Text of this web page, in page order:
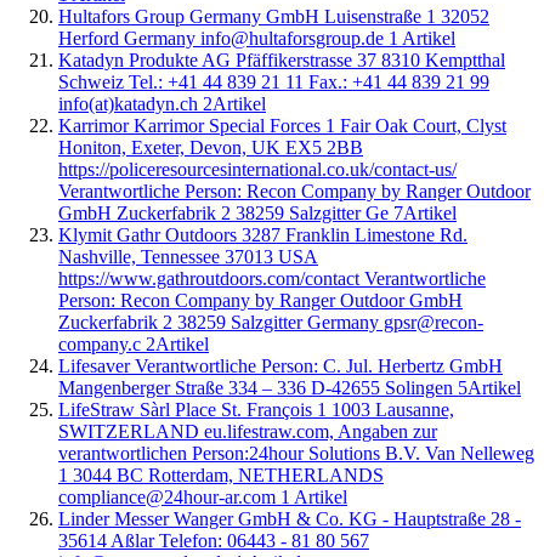
Hultafors Group Germany GmbH Luisenstraße 1 32052
Herford Germany info@hultaforsgroup.de 1 Artikel
Katadyn Produkte AG Pfäffikerstrasse 37 8310 Kemptthal
Schweiz Tel.: +41 44 839 21 11 Fax.: +41 44 839 21 99
info(at)katadyn.ch 2Artikel
Karrimor Karrimor Special Forces 1 Fair Oak Court, Clyst
Honiton, Exeter, Devon, UK EX5 2BB
https://policeresourcesinternational.co.uk/contact-us/
Verantwortliche Person: Recon Company by Ranger Outdoor
GmbH Zuckerfabrik 2 38259 Salzgitter Ge 7Artikel
Klymit Gathr Outdoors 3287 Franklin Limestone Rd.
Nashville, Tennessee 37013 USA
https://www.gathroutdoors.com/contact Verantwortliche
Person: Recon Company by Ranger Outdoor GmbH
Zuckerfabrik 2 38259 Salzgitter Germany gpsr@recon-
company.c 2Artikel
Lifesaver Verantwortliche Person: C. Jul. Herbertz GmbH
Mangenberger Straße 334 – 336 D-42655 Solingen 5Artikel
LifeStraw Sàrl Place St. François 1 1003 Lausanne,
SWITZERLAND eu.lifestraw.com, Angaben zur
verantwortlichen Person:24hour Solutions B.V. Van Nelleweg
1 3044 BC Rotterdam, NETHERLANDS
compliance@24hour-ar.com 1 Artikel
Linder Messer Wanger GmbH & Co. KG - Hauptstraße 28 -
35614 Aßlar Telefon: 06443 - 81 80 567